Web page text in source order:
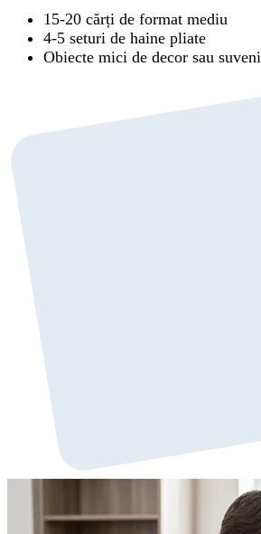
15-20 cărți de format mediu
4-5 seturi de haine pliate
Obiecte mici de decor sau